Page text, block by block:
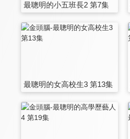
最聰明的小五班長2 第7集
最聰明的女高校生3 第13集